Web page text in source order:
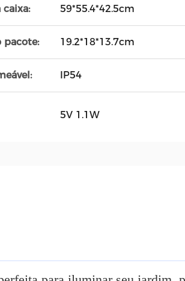
59*55.4*42.5cm
pacote: 19.2*18*13.7cm
IP54
5V 1.1W